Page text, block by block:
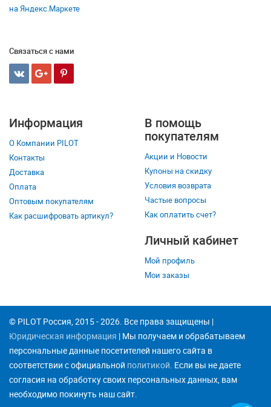
Связаться с нами
Информация
О Компании PILOT
Контакты
Доставка
Оплата
Оптовым покупателям
Как расшифровать артикул?
В помощь
покупателям
Акции и Новости
Купоны на скидку
Условия возврата
Частые вопросы
Как оплатить счет?
Личный кабинет
Мой профиль
Мои заказы
© PILOT Россия, 2015 - 2026. Все права защищены |
Юридическая информация | Мы получаем и обрабатываем
персональные данные посетителей нашего сайта в
соответствии с официальной политикой. Если вы не даете
согласия на обработку своих персональных данных, вам
необходимо покинуть наш сайт.